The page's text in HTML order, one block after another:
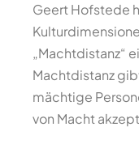
Geert Hofstede
„Machtdistanz“
Machtdistanz
mächtige
von Macht